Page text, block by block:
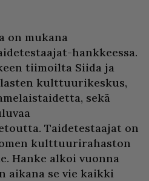
on mukana
hankkeessa.
tiimoilta Siida ja
kulttuurikeskus,
sekä
Taidetestaajat on
kulttuurirahaston
Hanke alkoi vuonna
aikana se vie kaikki